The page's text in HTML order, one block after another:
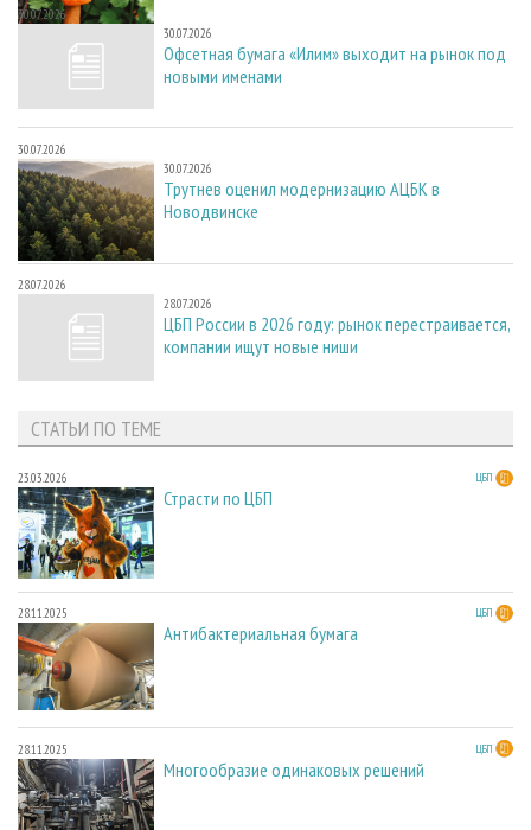
30.07.2026
30.07.2026
Офсетная бумага «Илим» выходит на рынок под
новыми именами
30.07.2026
30.07.2026
Трутнев оценил модернизацию АЦБК в
Новодвинске
28.07.2026
28.07.2026
ЦБП России в 2026 году: рынок перестраивается,
компании ищут новые ниши
СТАТЬИ ПО ТЕМЕ
23.03.2026 ЦБП
Страсти по ЦБП
28.11.2025 ЦБП
Антибактериальная бумага
28.11.2025 ЦБП
Многообразие одинаковых решений